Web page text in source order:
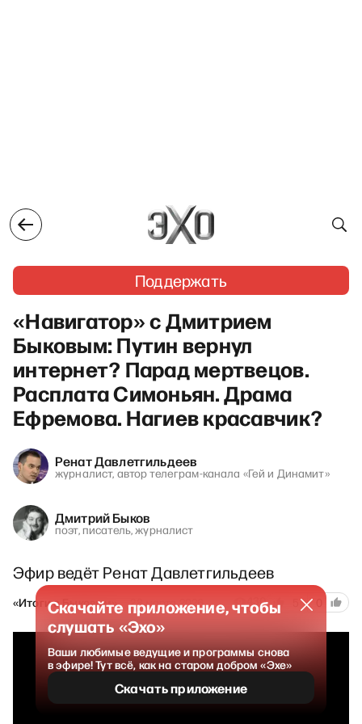
Поддержать
«Навигатор» с Дмитрием
Быковым: Путин вернул
интернет? Парад мертвецов.
Расплата Симоньян. Драма
Ефремова. Нагиев красавчик?
Ренат Давлетгильдеев
журналист, автор телеграм-канала «Гей и Динамит»
Дмитрий Быков
поэт, писатель, журналист
Эфир ведёт Ренат Давлетгильдеев
«Итоги с Быковым» 28 марта 2026 430
Скачайте приложение, чтобы
слушать «Эхо»
Ваши любимые ведущие и программы снова
в эфире! Тут всё, как на старом добром «Эхе»
Скачать приложение